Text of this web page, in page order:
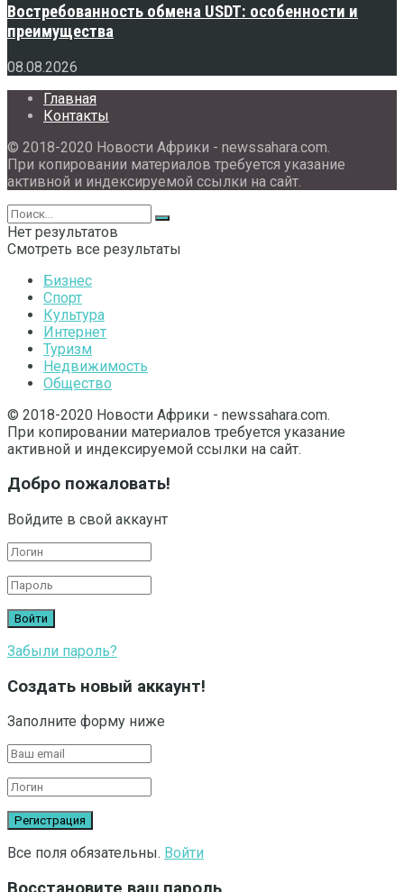
Востребованность обмена USDT: особенности и
преимущества
08.08.2026
Главная
Контакты
© 2018-2020 Новости Африки - newssahara.com.
При копировании материалов требуется указание
активной и индексируемой ссылки на сайт.
Нет результатов
Смотреть все результаты
Бизнес
Спорт
Культура
Интернет
Туризм
Недвижимость
Общество
© 2018-2020 Новости Африки - newssahara.com.
При копировании материалов требуется указание
активной и индексируемой ссылки на сайт.
Добро пожаловать!
Войдите в свой аккаунт
Забыли пароль?
Создать новый аккаунт!
Заполните форму ниже
Все поля обязательны. Войти